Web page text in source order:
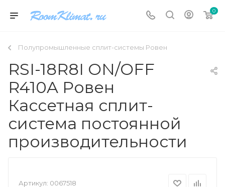
0
Полупромышленные сплит-системы Ровен
RSI-18R8I ON/OFF
R410A Ровен
Кассетная сплит-
система постоянной
производительности
Артикул: 0067518